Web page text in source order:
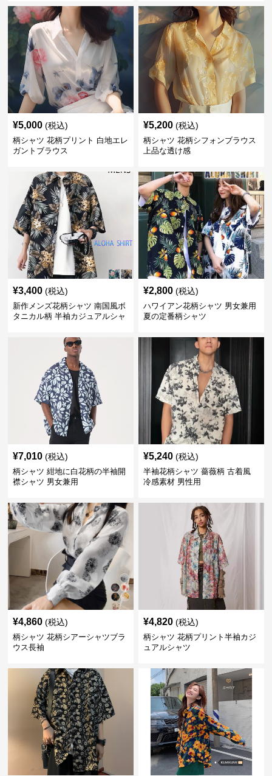
¥5,000 (税込)
柄シャツ 花柄プリント 白地エレ
ガントブラウス
¥5,200 (税込)
柄シャツ 花柄シフォンブラウス
上品な透け感
¥3,400 (税込)
新作メンズ花柄シャツ 南国風ボ
タニカル柄 半袖カジュアルシャ
¥2,800 (税込)
ハワイアン花柄シャツ 男女兼用
夏の定番柄シャツ
¥7,010 (税込)
柄シャツ 紺地に白花柄の半袖開
襟シャツ 男女兼用
¥5,240 (税込)
半袖花柄シャツ 薔薇柄 古着風
冷感素材 男性用
¥4,860 (税込)
柄シャツ 花柄シアーシャツブラ
ウス長袖
¥4,820 (税込)
柄シャツ 花柄プリント半袖カジ
ュアルシャツ